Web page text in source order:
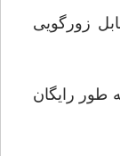
زورگويى
طور رايگان